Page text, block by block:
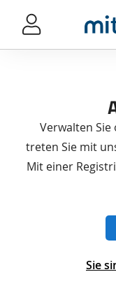
Verwalten
treten Sie mit
Mit einer
Sie